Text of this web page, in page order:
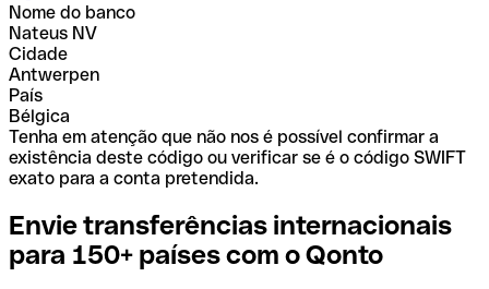
Nome do banco
Nateus NV
Cidade
Antwerpen
País
Bélgica
Tenha em atenção que não nos é possível confirmar a
existência deste código ou verificar se é o código SWIFT
exato para a conta pretendida.
Envie transferências internacionais
para 150+ países com o Qonto